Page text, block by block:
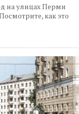
на улицах Перми
как это